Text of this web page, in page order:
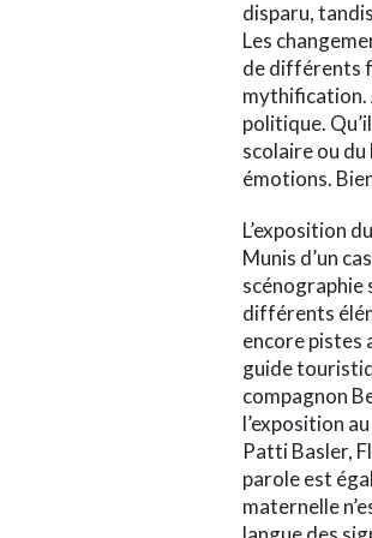
disparu,
Les
de différents
mythification.
politique.
scolaire ou
émotions.
L’exposition
Munis d’un
scénographie
différents
encore pistes
guide
compagnon
l’exposition
Patti Basler,
parole est
maternelle